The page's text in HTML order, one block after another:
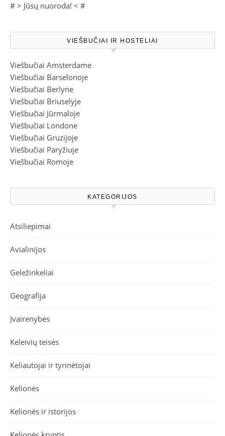
# > Jūsų nuoroda! < #
VIEŠBUČIAI IR HOSTELIAI
Viešbučiai Amsterdame
Viešbučiai Barselonoje
Viešbučiai Berlyne
Viešbučiai Briuselyje
Viešbučiai Jūrmaloje
Viešbučiai Londone
Viešbučiai Gruzijoje
Viešbučiai Paryžiuje
Viešbučiai Romoje
KATEGORIJOS
Atsiliepimai
Avialinijos
Geležinkeliai
Geografija
Įvairenybės
Keleivių teisės
Keliautojai ir tyrinėtojai
Kelionės
Kelionės ir istorijos